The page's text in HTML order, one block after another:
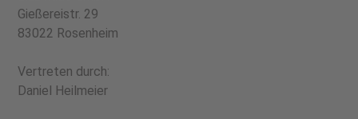
Gießereistr. 29
83022 Rosenheim
Vertreten durch:
Daniel Heilmeier